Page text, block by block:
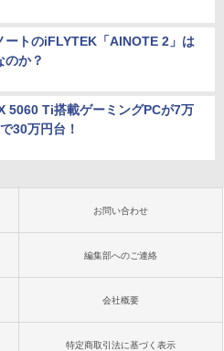
ートのiFLYTEK「AINOTE 2」は
のか？
5060 Ti搭載ゲーミングPCが7万
30万円台！
お問い合わせ
編集部へのご連絡
会社概要
特定商取引法に基づく表示